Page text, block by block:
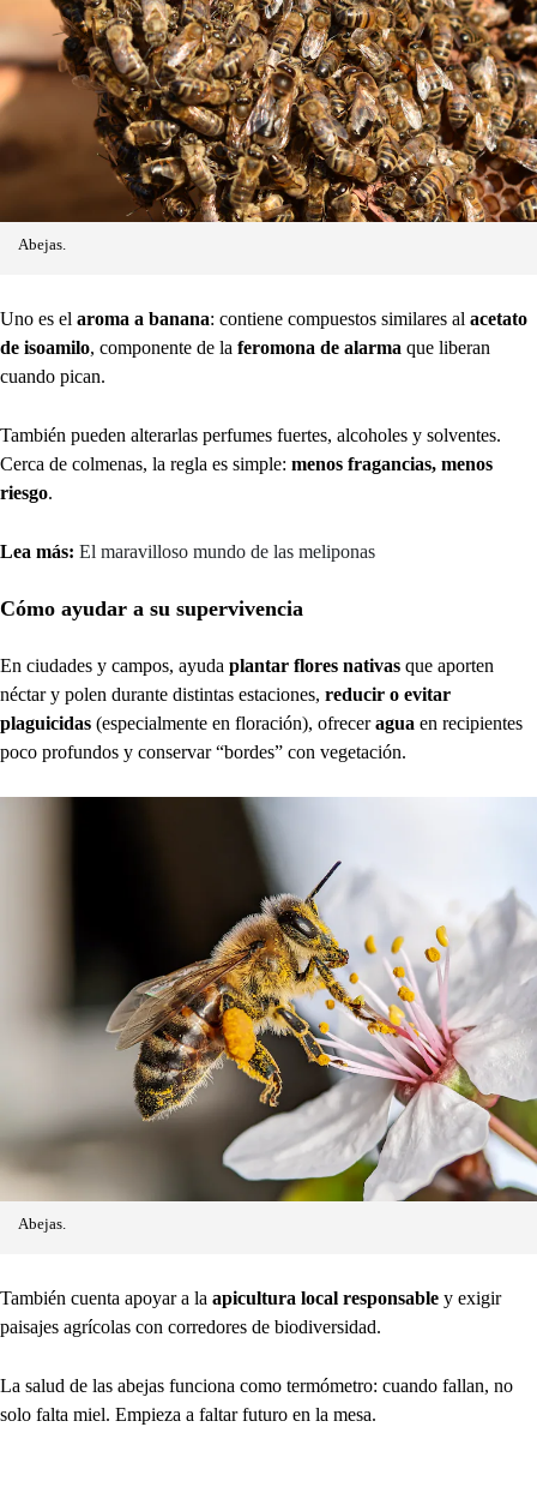
Abejas.
Uno es el aroma a banana: contiene compuestos similares al acetato
de isoamilo, componente de la feromona de alarma que liberan
cuando pican.
También pueden alterarlas perfumes fuertes, alcoholes y solventes.
Cerca de colmenas, la regla es simple: menos fragancias, menos
riesgo.
Lea más: El maravilloso mundo de las meliponas
Cómo ayudar a su supervivencia
En ciudades y campos, ayuda plantar flores nativas que aporten
néctar y polen durante distintas estaciones, reducir o evitar
plaguicidas (especialmente en floración), ofreceragua en recipientes
poco profundos y conservar “bordes” con vegetación.
Abejas.
También cuenta apoyar a la apicultura local responsable y exigir
paisajes agrícolas con corredores de biodiversidad.
La salud de las abejas funciona como termómetro: cuando fallan, no
solo falta miel. Empieza a faltar futuro en la mesa.